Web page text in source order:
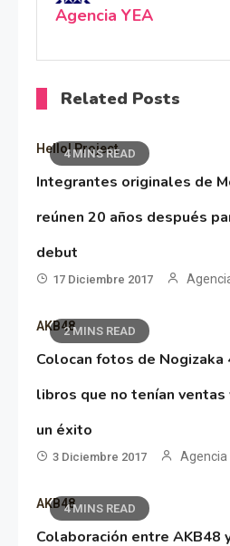
Agencia YEA
Related Posts
4 MINS READ
Hello! Project
Integrantes originales de
reúnen 20 años después
debut
17 Diciembre 2017
2 MINS READ
AKB48
Colocan fotos de
libros que no tenían ventas
un éxito
3 Diciembre 2017 Agencia
4 MINS READ
AKB48
Colaboración entre AKB48